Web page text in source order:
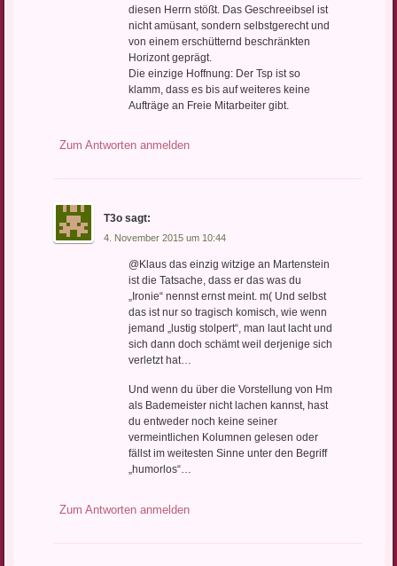
diesen Herrn stößt. Das Geschreeibsel ist
nicht amüsant, sondern selbstgerecht und
von einem erschütternd beschränkten
Horizont geprägt.
Die einzige Hoffnung: Der Tsp ist so
klamm, dass es bis auf weiteres keine
Aufträge an Freie Mitarbeiter gibt.
Zum Antworten anmelden
T3o sagt:
4. November 2015 um 10:44
@Klaus das einzig witzige an Martenstein
ist die Tatsache, dass er das was du
„Ironie“ nennst ernst meint. m( Und selbst
das ist nur so tragisch komisch, wie wenn
jemand „lustig stolpert“, man laut lacht und
sich dann doch schämt weil derjenige sich
verletzt hat…
Und wenn du über die Vorstellung von Hm
als Bademeister nicht lachen kannst, hast
du entweder noch keine seiner
vermeintlichen Kolumnen gelesen oder
fällst im weitesten Sinne unter den Begriff
„humorlos“…
Zum Antworten anmelden